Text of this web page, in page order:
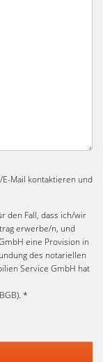
Mail kontaktieren und
den Fall, dass ich/wir
erwerbe/n, und
eine Provision in
des notariellen
Service GmbH hat
*